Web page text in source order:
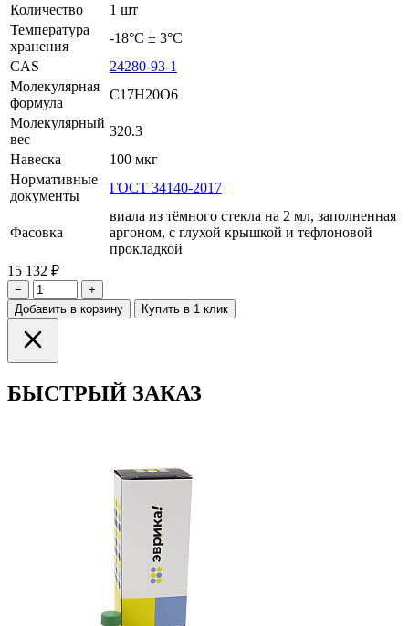
Количество
1 шт
Температура
хранения
-18°С ± 3°С
CAS
24280-93-1
Молекулярная
формула
C17H20O6
Молекулярный
вес
320.3
Навеска
100 мкг
Нормативные
документы
ГОСТ 34140-2017
Фасовка
виала из тёмного стекла на 2 мл, заполненная
аргоном, с глухой крышкой и тефлоновой
прокладкой
15 132 ₽
−
+
Добавить в корзину
Купить в 1 клик
БЫСТРЫЙ ЗАКАЗ